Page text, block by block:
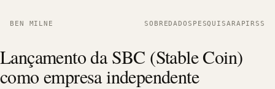
BEN MILNE SOBREDADOS PESQUISARAPIRSS
Lançamento da SBC (Stable Coin)
como empresa independente